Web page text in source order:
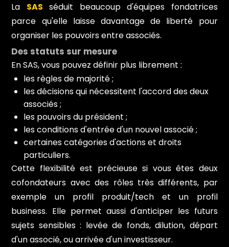
La SAS séduit beaucoup d'équipes fondatrices
parce qu'elle laisse davantage de liberté pour
organiser les pouvoirs entre associés.
Des statuts sur mesure
En SAS, vous pouvez définir plus librement :
les règles de majorité ;
les décisions qui nécessitent l'accord des deux
associés ;
les pouvoirs du président ;
les conditions d'entrée d'un nouvel associé ;
certaines catégories d'actions et droits
particuliers.
Cette flexibilité est précieuse si vous êtes deux
cofondateurs avec des rôles très différents, par
exemple un profil produit/tech et un profil
business. Elle permet aussi d'anticiper les futurs
sujets sensibles : levée de fonds, dilution, départ
d'un associé, ou arrivée d'un investisseur.